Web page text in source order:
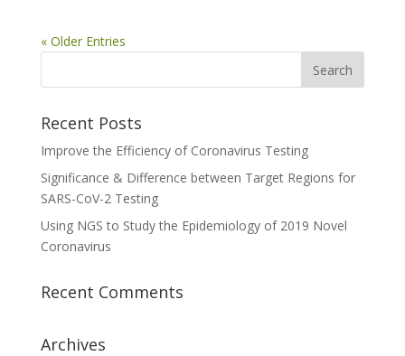
« Older Entries
Recent Posts
Improve the Efficiency of Coronavirus Testing
Significance & Difference between Target Regions for
SARS-CoV-2 Testing
Using NGS to Study the Epidemiology of 2019 Novel
Coronavirus
Recent Comments
Archives